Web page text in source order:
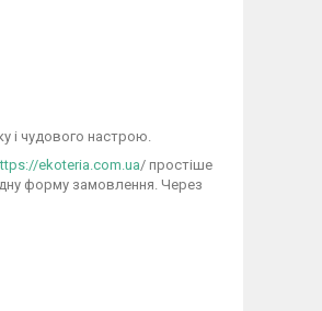
і чудового настрою.
ekoteria.com.ua/ простіше
форму замовлення. Через